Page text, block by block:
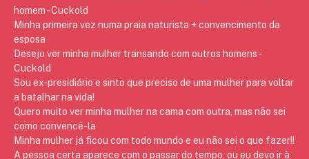
homem - Cuckold
Minha primeira vez numa praia naturista + convencimento da
esposa
Desejo ver minha mulher transando com outros homens -
Cuckold
Sou ex-presidiário e sinto que preciso de uma mulher para voltar
a batalhar na vida!
Quero muito ver minha mulher na cama com outra, mas não sei
como convencê-la
Minha mulher já ficou com todo mundo e eu não sei o que fazer!!
A pessoa certa aparece com o passar do tempo, ou eu devo ir à